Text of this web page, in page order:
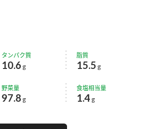
タンパク質
10.6 g
脂質
15.5 g
野菜量
97.8 g
食塩相当量
1.4 g